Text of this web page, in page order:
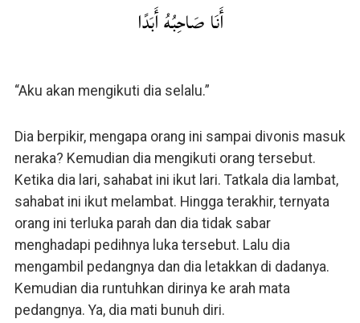
أَنَا صَاحِبُهُ أَبَدًا
“Aku akan mengikuti dia selalu.”
Dia berpikir, mengapa orang ini sampai divonis masuk
neraka? Kemudian dia mengikuti orang tersebut.
Ketika dia lari, sahabat ini ikut lari. Tatkala dia lambat,
sahabat ini ikut melambat. Hingga terakhir, ternyata
orang ini terluka parah dan dia tidak sabar
menghadapi pedihnya luka tersebut. Lalu dia
mengambil pedangnya dan dia letakkan di dadanya.
Kemudian dia runtuhkan dirinya ke arah mata
pedangnya. Ya, dia mati bunuh diri.